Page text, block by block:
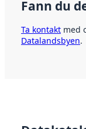
Fann du
Ta kontakt med
Datalandsbyen.